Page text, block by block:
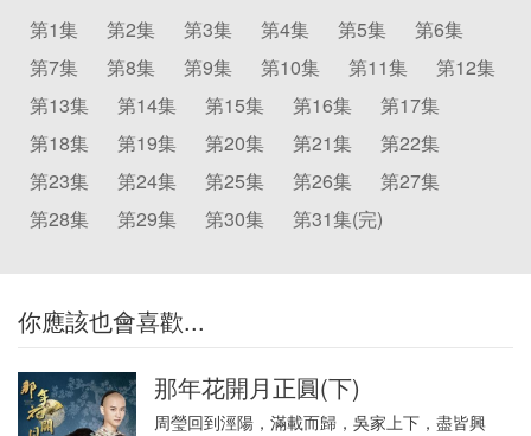
第1集 第2集 第3集 第4集 第5集
第6集
第7集
第8集 第9集 第10集 第11集
第12集
第13集
第14集 第15集 第16集
第17集
第18集
第19集 第20集 第21集
第22集
第23集
第24集 第25集 第26集
第27集
第28集
第29集 第30集 第31集(完)
你應該也會喜歡...
那年花開月正圓(下)
周瑩回到涇陽，滿載而歸，吳家上下，盡皆興